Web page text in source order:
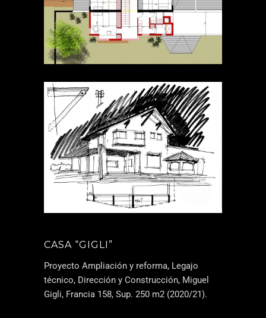
CASA “GIGLI”
Proyecto Ampliación y reforma, Legajo
técnico, Dirección y Construcción, Miguel
Gigli, Francia 158, Sup. 250 m2 (2020/21).